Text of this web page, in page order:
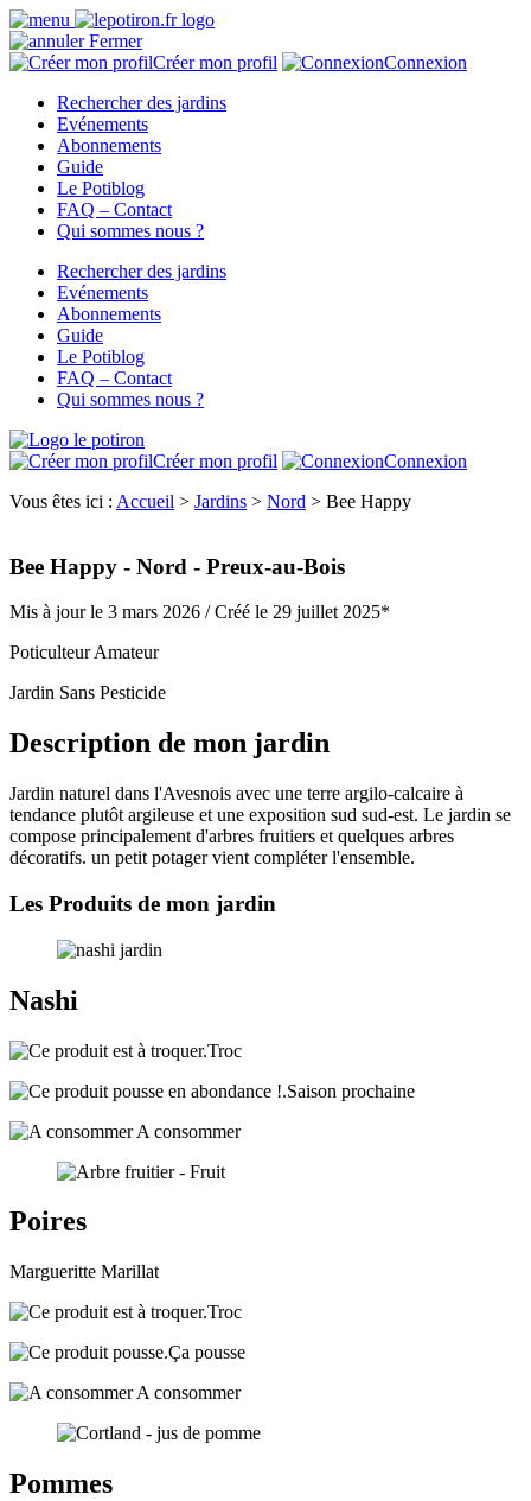
Fermer
Créer mon profil
Connexion
Rechercher des jardins
Evénements
Abonnements
Guide
Le Potiblog
FAQ – Contact
Qui sommes nous ?
Rechercher des jardins
Evénements
Abonnements
Guide
Le Potiblog
FAQ – Contact
Qui sommes nous ?
Créer mon profil
Connexion
Vous êtes ici : Accueil > Jardins > Nord > Bee Happy
Bee Happy - Nord - Preux-au-Bois
Mis à jour le 3 mars 2026 /Créé le 29 juillet 2025*
Poticulteur Amateur
Jardin Sans Pesticide
Description de mon jardin
Jardin naturel dans l'Avesnois avec une terre argilo-calcaire à
tendance plutôt argileuse et une exposition sud sud-est. Le jardin se
compose principalement d'arbres fruitiers et quelques arbres
décoratifs. un petit potager vient compléter l'ensemble.
Les Produits de mon jardin
Nashi
Troc
Saison prochaine
A consommer
Poires
Margueritte Marillat
Troc
Ça pousse
A consommer
Pommes